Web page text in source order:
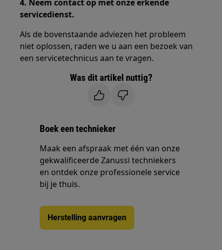
4. Neem contact op met onze erkende
servicedienst.
Als de bovenstaande adviezen het probleem
niet oplossen, raden we u aan een bezoek van
een servicetechnicus aan te vragen.
Was dit artikel nuttig?
Boek een technieker
Maak een afspraak met één van onze
gekwalificeerde Zanussi techniekers
en ontdek onze professionele service
bij je thuis.
Herstelling aanvragen